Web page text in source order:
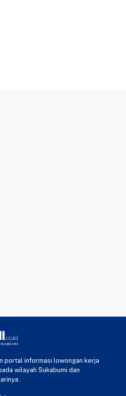
portal informasi lowongan kerja
wilayah Sukabumi dan